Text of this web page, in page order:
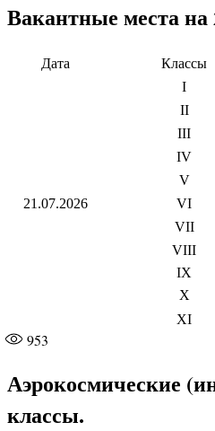
Вакантные места на
Дата Классы
21.07.2026
I
II
III
IV
V
VI
VII
VIII
IX
X
XI
953
Аэрокосмические
классы.